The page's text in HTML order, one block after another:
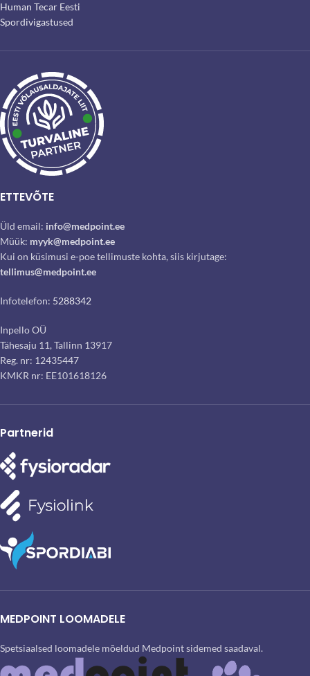
Human Tecar Eesti
Spordivigastused
ETTEVÕTE
Üld email: info@medpoint.ee
Müük: myyk@medpoint.ee
Kui on küsimusi e-poe tellimuste kohta, siis kirjutage:
tellimus@medpoint.ee
Infotelefon: 5288342
Inpello OÜ
Tähesaju 11, Tallinn 13917
Reg. nr: 12435447
KMKR nr: EE101618126
Partnerid
MEDPOINT LOOMADELE
Spetsiaalsed loomadele mõeldud Medpoint sidemed saadaval.